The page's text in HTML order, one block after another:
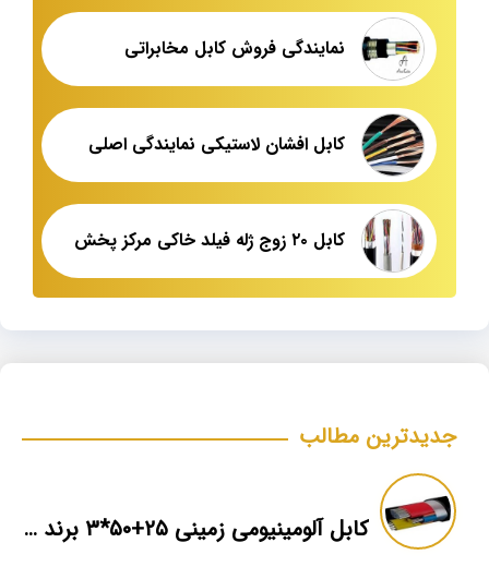
نمایندگی فروش کابل مخابراتی
کابل افشان لاستیکی نمایندگی اصلی
کابل ۲۰ زوج ژله فیلد خاکی مرکز پخش
جدیدترین مطالب
کابل آلومینیومی زمینی ۲۵+۵۰*۳ برند ماهان